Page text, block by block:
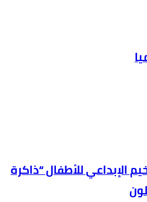
الإبداعي للأطفال “ذاكرة